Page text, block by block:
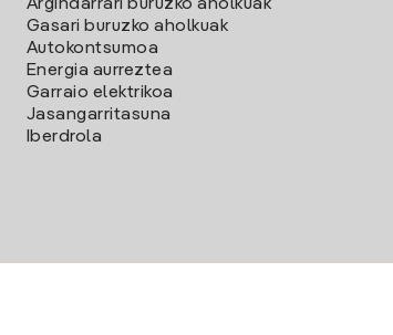
Argindarrari buruzko aholkuak
Gasari buruzko aholkuak
Autokontsumoa
Energia aurreztea
Garraio elektrikoa
Jasangarritasuna
Iberdrola